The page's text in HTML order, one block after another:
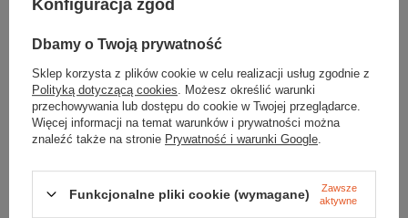
Ferrata Giovanni Lipella – górska przygoda pod
szczytem Tofana di Rozes
Frrata Giovanni Lipella to jedna z najpiękniejszych i
najbardziej klasycznych tras via ferrata w Dolomitach.
Prowadzi wzdłuż monumentalnych ścian Tofana di
Rozes(3225 m n.p.m.), oferując wszystko to, co kochają
pasjonaci gór: surowe krajobrazy, historyczne tunele,
Konfiguracja zgód
Dbamy o Twoją prywatność
Sklep korzysta z plików cookie w celu realizacji usług zgodnie z
Polityką dotyczącą cookies . Możesz określić warunki
przechowywania lub dostępu do cookie w Twojej przeglądarce.
Więcej informacji na temat warunków i prywatności można
znaleźć także na stronie Prywatność i warunki Google
Funkcjonalne pliki cookie (wymagane)
Zawsze
aktywne